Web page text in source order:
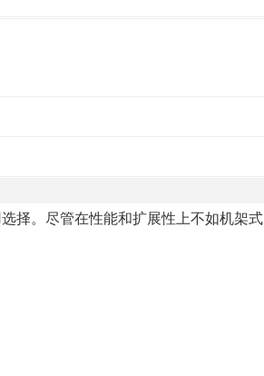
择。尽管在性能和扩展性上不如机架式